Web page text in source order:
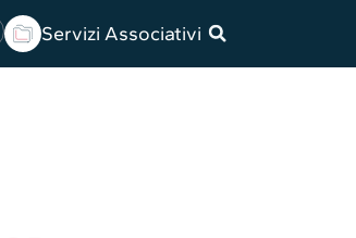
Servizi Associativi